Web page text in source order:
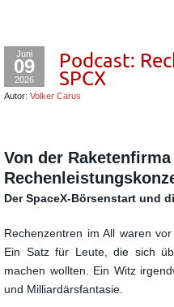
Juni
09
2026
Podcast:
SPCX
Autor: Volker Carus
Von der Raketenfirma
Der SpaceX-Börsenstart und
Rechenzentren im All waren
Ein Satz für Leute, die sich
machen wollten. Ein Witz
und Milliardärsfantasie.